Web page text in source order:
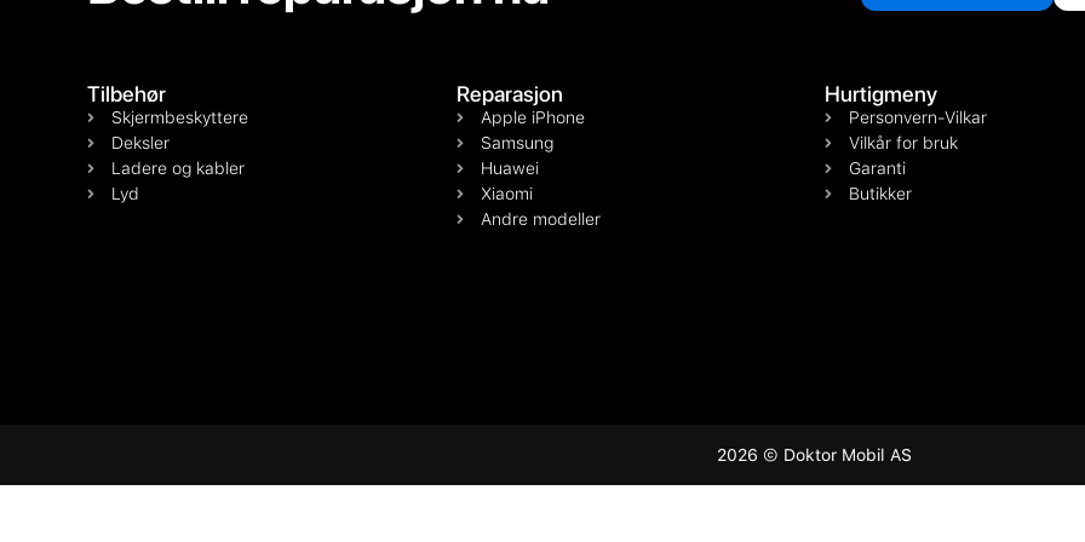
Tilbehør
Skjermbeskyttere
Deksler
Ladere og kabler
Lyd
Reparasjon
Apple iPhone
Samsung
Huawei
Xiaomi
Andre modeller
Hurtigmeny
Personvern-Vilkar
Vilkår for bruk
Garanti
Butikker
2026 © Doktor Mobil AS